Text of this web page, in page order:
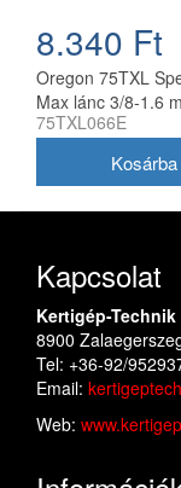
8.340 Ft
Oregon 75TXL
Max lánc 3/8-1.6
szem
75TXL066E
Kapcsolat
Kertigép-Technik
8900
Tel: +36-92/
Email:
Web: